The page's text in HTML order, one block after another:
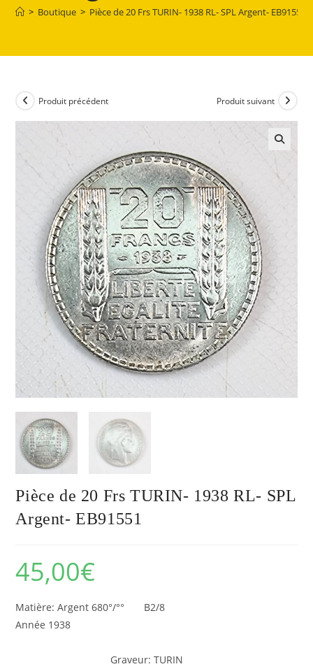
> Boutique > Pièce de 20 Frs TURIN- 1938 RL- SPL Argent- EB91551
Produit précédent Produit suivant
Pièce de 20 Frs TURIN- 1938 RL- SPL
Argent- EB91551
45,00€
Matière: Argent 680°/°° B2/8
Année 1938
Graveur: TURIN